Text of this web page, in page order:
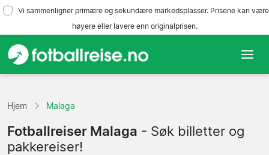
Vi sammenligner primære og sekundære markedsplasser. Prisene kan være
høyere eller lavere enn originalprisen.
Lag
Ligaer
Hjem Malaga
Fotballreiser Malaga - Søk billetter og
pakkereiser!